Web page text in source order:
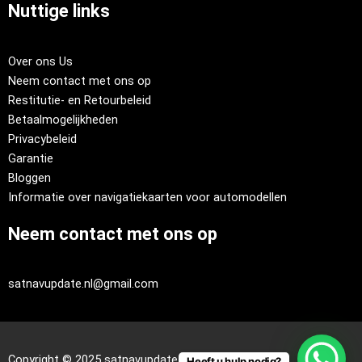
Nuttige links
Over ons Us
Neem contact met ons op
Restitutie- en Retourbeleid
Betaalmogelijkheden
Privacybeleid
Garantie
Bloggen
Informatie over navigatiekaarten voor automodellen
Neem contact met ons op
satnavupdate.nl@gmail.com